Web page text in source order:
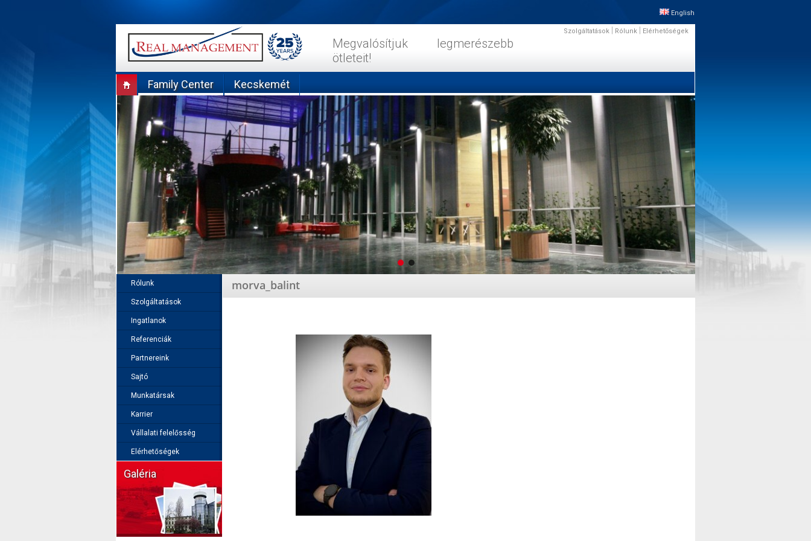
content
Megvalósítjuk legmerészebb
ötleteit!
Szolgáltatások Rólunk Elérhetőségek
English
Family Center Kecskemét
morva_balint
Rólunk
Szolgáltatások
Ingatlanok
Referenciák
Partnereink
Sajtó
Munkatársak
Karrier
Vállalati felelősség
Elérhetőségek
Galéria